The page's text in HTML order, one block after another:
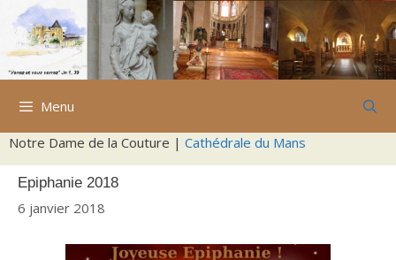
Aller
contenu
Menu
Notre Dame de la Couture | Cathédrale du Mans
Epiphanie 2018
6 janvier 2018